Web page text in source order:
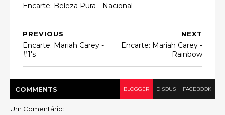
Encarte: Beleza Pura - Nacional
NEXT
Encarte: Mariah Carey -
Rainbow
PREVIOUS
Encarte: Mariah Carey -
#1's
COMMENTS BLOGGER DISQUS FACEBOOK
Um Comentário: